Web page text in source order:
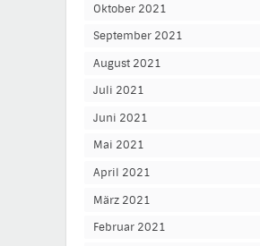
Oktober 2021
September 2021
August 2021
Juli 2021
Juni 2021
Mai 2021
April 2021
März 2021
Februar 2021